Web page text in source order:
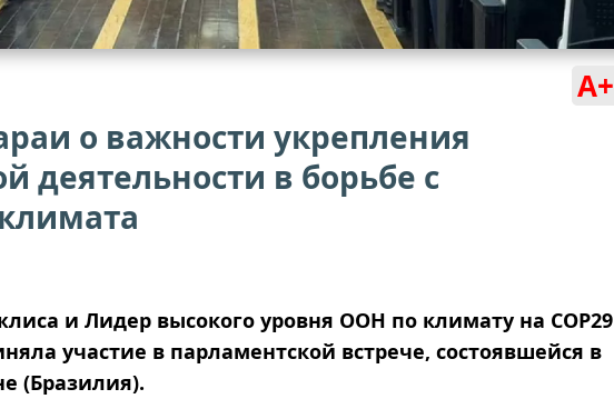
A+
о важности укрепления
деятельности в борьбе с
и Лидер высокого уровня ООН по климату на COP29
участие в парламентской встрече, состоявшейся в
(Бразилия).